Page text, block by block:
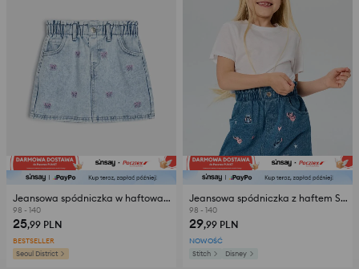
Jeansowa spódniczka w haftowane kokardki
98 - 140
25,99 PLN
BESTSELLER
Seoul District
Jeansowa spódniczka z haftem Stitch
98 - 140
29,99 PLN
NOWOŚĆ
Stitch
Disney